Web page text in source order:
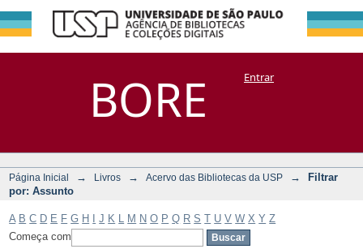
BORE
Filtrar por:
Assunto
DSpace/Manakin + CoriscoEntrar
Página Inicial → Livros → Acervo das Bibliotecas da USP →
Filtrar
por: Assunto
A B C D E F G H J K M N O P Q R S T U V W X Y Z
Começa com